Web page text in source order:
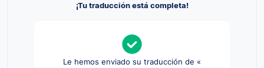
¡Tu traducción está completa!
Le hemos enviado su traducción de «